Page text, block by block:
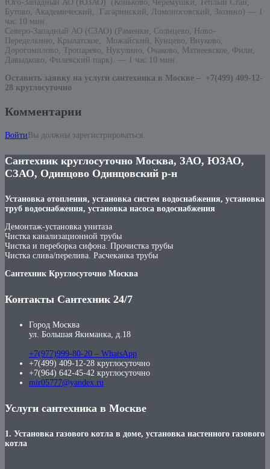
Юго-Западный АО (ЮЗАО) (Коньково, Черемушки, Теплый Стан,
Бутово, Академический, Гагаринский, Ломоносовский, Зюзино) — 1
час 10 мин.
Северо-Западный АО (СЗАО) (Раменки, Солнцево, Ново-
Переделкино, Крылатское, Можайский, Кунцево, Внуково,
Дорогомилово, Тропарево, Нукулино, Очаково, Матвеевское, Фили,
Давыдково, Филевский парк). — 1 час 10 мин.
Оставить заявку на услуги сантехника в Москве – +7(499) 409-12-
28 круглосуточно
Комментарии
Войти Вы должны зарегистрироваться.
Сантехник круглосуточно Москва, ЗАО, ЮЗАО,
СЗАО, Одинцово Одинцовский р-н
Установка отопления, установка систем водоснабжения, установка
труб водоснабжения, установка насоса водоснабжения
Демонтаж-установка унитаза
Чистка канализационной трубы
Чистка и переборка сифона. Прочистка трубы
Чистка слива/перелива. Расчеканка трубы
Сантехник Круглосуточно Москва
Контакты Сантехник 24/7
Город Москва
ул. Большая Якиманка, д.18
+7(977)999-80-20 – WhatsApp
+7(499) 409-12-28 круглосуточно
+7(964) 642-45-42 круглосуточно
mir05777@yandex.ru
Услуги сантехника в Москве
1. Установка газового котла в доме, установка настенного газового
котла